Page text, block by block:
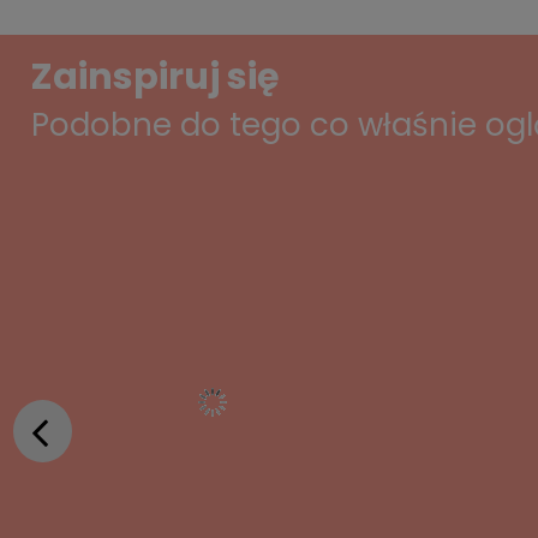
Zainspiruj się
Podobne do tego co właśnie